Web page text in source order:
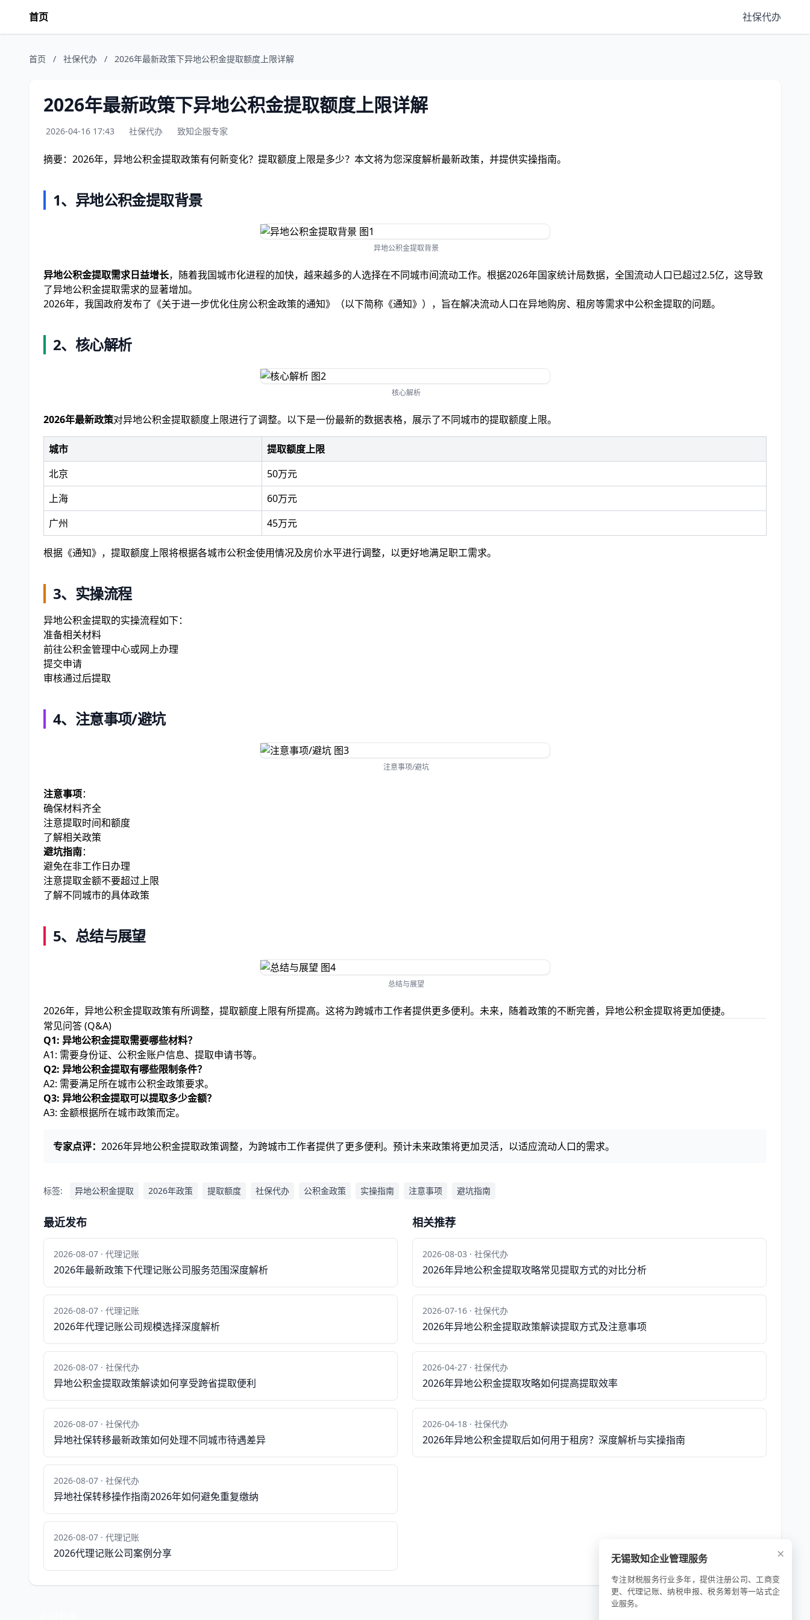
首页 社保代办
首页 / 社保代办 / 2026年最新政策下异地公积金提取额度上限详解
2026年最新政策下异地公积金提取额度上限详解
2026-04-16 17:43 社保代办 致知企服专家
摘要：2026年，异地公积金提取政策有何新变化？提取额度上限是多少？本文将为您深度解析最新政策，并提供实操指南。
1、异地公积金提取背景
异地公积金提取背景
异地公积金提取需求日益增长，随着我国城市化进程的加快，越来越多的人选择在不同城市间流动工作。根据2026年国家统计局数据，全国流动人口已超过2.5亿，这导致
了异地公积金提取需求的显著增加。
2026年，我国政府发布了《关于进一步优化住房公积金政策的通知》（以下简称《通知》），旨在解决流动人口在异地购房、租房等需求中公积金提取的问题。
2、核心解析
核心解析
2026年最新政策对异地公积金提取额度上限进行了调整。以下是一份最新的数据表格，展示了不同城市的提取额度上限。
城市
提取额度上限
北京
50万元
上海
60万元
广州
45万元
根据《通知》，提取额度上限将根据各城市公积金使用情况及房价水平进行调整，以更好地满足职工需求。
3、实操流程
异地公积金提取的实操流程如下：
准备相关材料
前往公积金管理中心或网上办理
提交申请
审核通过后提取
4、注意事项/避坑
注意事项/避坑
注意事项：
确保材料齐全
注意提取时间和额度
了解相关政策
避坑指南：
避免在非工作日办理
注意提取金额不要超过上限
了解不同城市的具体政策
5、总结与展望
总结与展望
2026年，异地公积金提取政策有所调整，提取额度上限有所提高。这将为跨城市工作者提供更多便利。未来，随着政策的不断完善，异地公积金提取将更加便捷。
常见问答 (Q&A)
Q1: 异地公积金提取需要哪些材料？
A1: 需要身份证、公积金账户信息、提取申请书等。
Q2: 异地公积金提取有哪些限制条件？
A2: 需要满足所在城市公积金政策要求。
Q3: 异地公积金提取可以提取多少金额？
A3: 金额根据所在城市政策而定。
专家点评： 2026年异地公积金提取政策调整，为跨城市工作者提供了更多便利。预计未来政策将更加灵活，以适应流动人口的需求。
标签: 异地公积金提取 2026年政策 提取额度 社保代办 公积金政策 实操指南 注意事项 避坑指南
最近发布
2026-08-07 · 代理记账
2026年最新政策下代理记账公司服务范围深度解析
2026-08-07 · 代理记账
2026年代理记账公司规模选择深度解析
2026-08-07 · 社保代办
异地公积金提取政策解读如何享受跨省提取便利
2026-08-07 · 社保代办
异地社保转移最新政策如何处理不同城市待遇差异
2026-08-07 · 社保代办
异地社保转移操作指南2026年如何避免重复缴纳
2026-08-07 · 代理记账
2026代理记账公司案例分享
相关推荐
2026-08-03 · 社保代办
2026年异地公积金提取攻略常见提取方式的对比分析
2026-07-16 · 社保代办
2026年异地公积金提取政策解读提取方式及注意事项
2026-04-27 · 社保代办
2026年异地公积金提取攻略如何提高提取效率
2026-04-18 · 社保代办
2026年异地公积金提取后如何用于租房？深度解析与实操指南
×
无锡致知企业管理服务
专注财税服务行业多年，提供注册公司、工商变
更、代理记账、纳税申报、税务筹划等一站式企
业服务。